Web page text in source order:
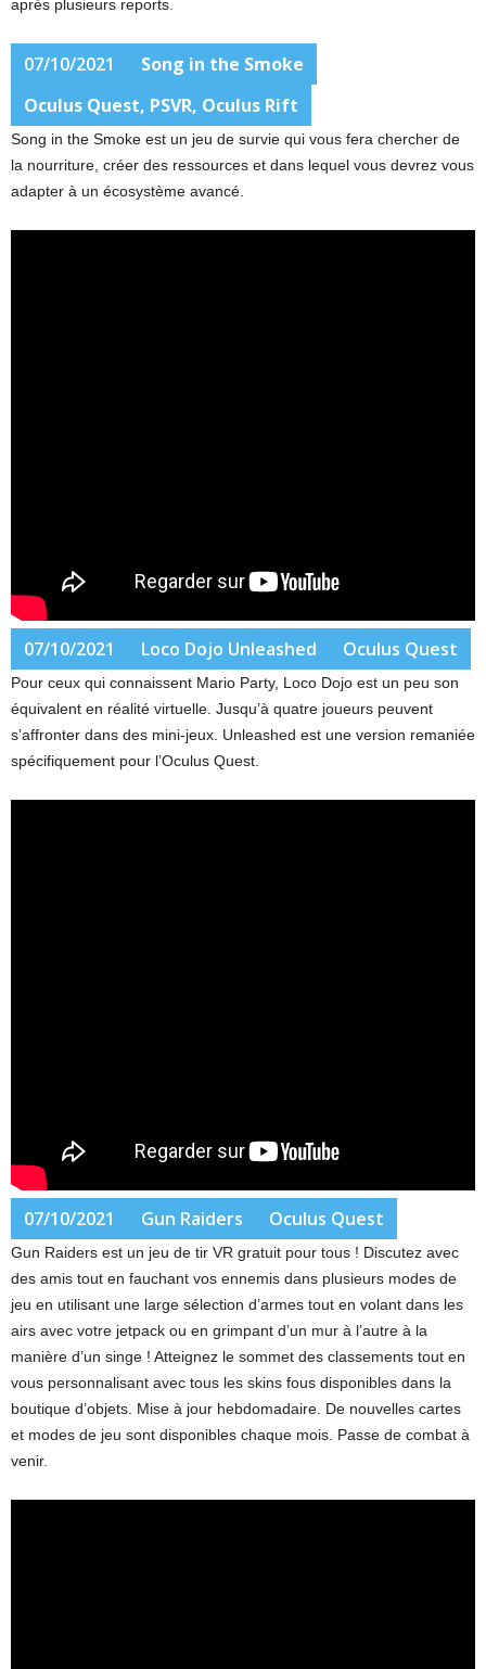
après plusieurs reports.
07/10/2021
Song in the Smoke
Oculus Quest, PSVR, Oculus Rift
Song in the Smoke est un jeu de survie qui vous fera chercher de
la nourriture, créer des ressources et dans lequel vous devrez vous
adapter à un écosystème avancé.
07/10/2021 Loco Dojo Unleashed Oculus Quest
Pour ceux qui connaissent Mario Party, Loco Dojo est un peu son
équivalent en réalité virtuelle. Jusqu’à quatre joueurs peuvent
s’affronter dans des mini-jeux. Unleashed est une version remaniée
spécifiquement pour l’Oculus Quest.
07/10/2021 Gun Raiders Oculus Quest
Gun Raiders est un jeu de tir VR gratuit pour tous ! Discutez avec
des amis tout en fauchant vos ennemis dans plusieurs modes de
jeu en utilisant une large sélection d’armes tout en volant dans les
airs avec votre jetpack ou en grimpant d’un mur à l’autre à la
manière d’un singe ! Atteignez le sommet des classements tout en
vous personnalisant avec tous les skins fous disponibles dans la
boutique d’objets. Mise à jour hebdomadaire. De nouvelles cartes
et modes de jeu sont disponibles chaque mois. Passe de combat à
venir.